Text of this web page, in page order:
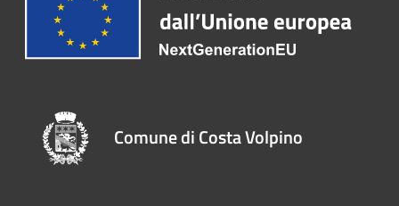
Comune di Costa Volpino